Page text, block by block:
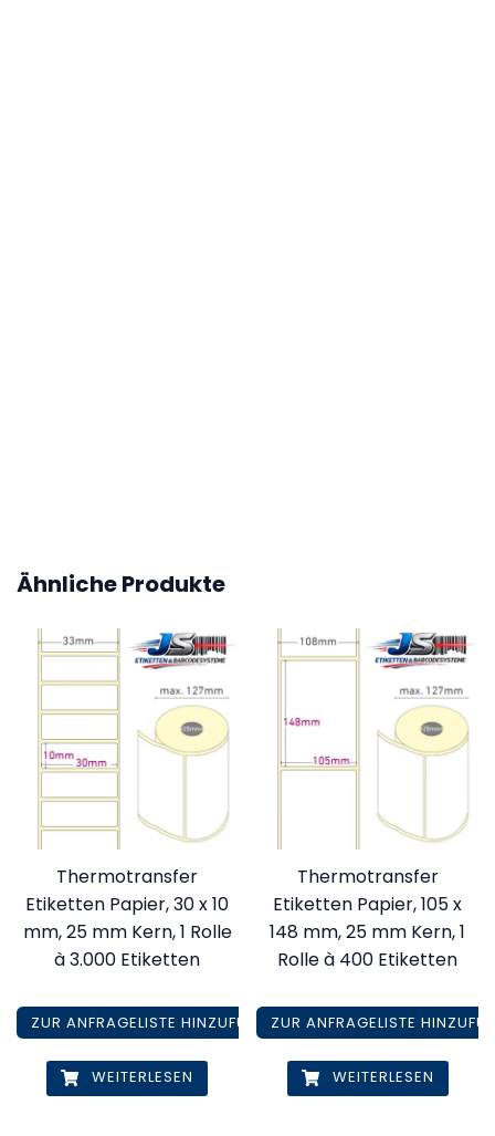
Ähnliche Produkte
Thermotransfer
Etiketten Papier, 30 x 10
mm, 25 mm Kern, 1 Rolle
à 3.000 Etiketten
ZUR ANFRAGELISTE HINZUFÜGEN
WEITERLESEN
Thermotransfer
Etiketten Papier, 105 x
148 mm, 25 mm Kern, 1
Rolle à 400 Etiketten
ZUR ANFRAGELISTE
WEITERLESEN